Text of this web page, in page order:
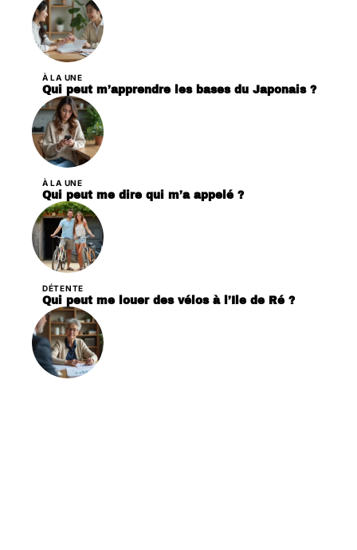
À LA UNE
Qui peut m’apprendre les bases du Japonais ?
À LA UNE
Qui peut me dire qui m’a appelé ?
DÉTENTE
Qui peut me louer des vélos à l’Ile de Ré ?